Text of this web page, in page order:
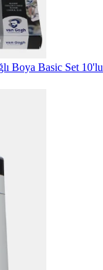
Boya Basic Set 10'lu